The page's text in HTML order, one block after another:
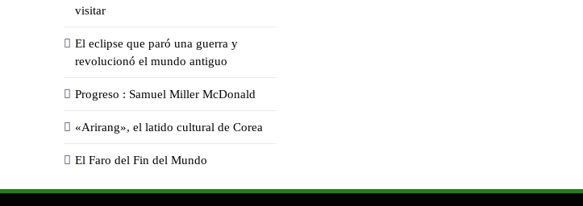
visitar
El eclipse que paró una guerra y
revolucionó el mundo antiguo
Progreso : Samuel Miller McDonald
«Arirang», el latido cultural de Corea
El Faro del Fin del Mundo